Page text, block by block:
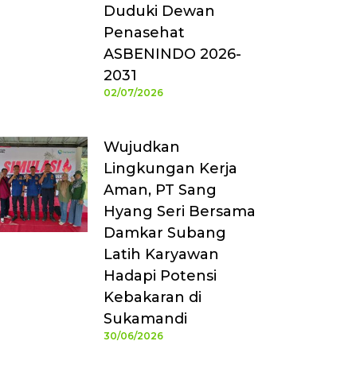
Duduki Dewan
Penasehat
ASBENINDO 2026-
2031
02/07/2026
Wujudkan
Lingkungan Kerja
Aman, PT Sang
Hyang Seri Bersama
Damkar Subang
Latih Karyawan
Hadapi Potensi
Kebakaran di
Sukamandi
30/06/2026